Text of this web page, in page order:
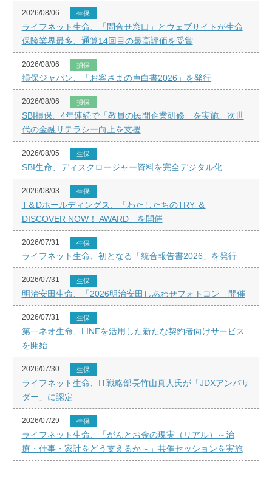
2026/08/06 生保
ライフネット生命、「問合せ窓口」とウェブサイトが生命
保険業界最多、通算14回目の最高評価を受賞
2026/08/06 損保
損保ジャパン、「お客さまの声白書2026」を発行
2026/08/06 損保
SBI損保、4年連続で「教員の民間企業研修」を実施、次世
代の金融リテラシー向上を支援
2026/08/05 生保
SBI生命、ディスクロージャー資料を完全デジタル化
2026/08/03 生保
T＆Dホールディングス、「わたしたちのTRY ＆
DISCOVER NOW！ AWARD」を開催
2026/07/31 生保
ライフネット生命、初となる「統合報告書2026」を発行
2026/07/31 生保
明治安田生命、「2026明治安田しあわせフォトコン」開催
2026/07/31 生保
第一ネオ生命、LINEを活用した新たな契約者向けサービス
を開始
2026/07/30 生保
ライフネット生命、IT戦略部長竹山真人氏が「JDXアンバサ
ダー」に認定
2026/07/29 生保
ライフネット生命、「がんとお金の現実（リアル）～治
療・仕事・家計をどう支えるか～」共催セッションを実施